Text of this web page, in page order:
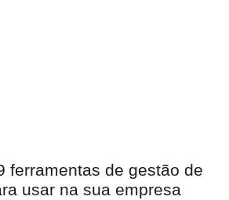
ferramentas de gestão de
usar na sua empresa